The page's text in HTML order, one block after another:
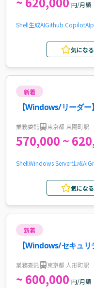
円/月額
Shell生成AIGithub CopilotAI
気になる
新着
【Windows/リーダ
業務委託 東京都 東陽町駅
570,000 ~
ShellWindows Server生成AI
気になる
新着
【Windows/セキュ
業務委託 東京都 人形町駅
~ 600,000 円/月額